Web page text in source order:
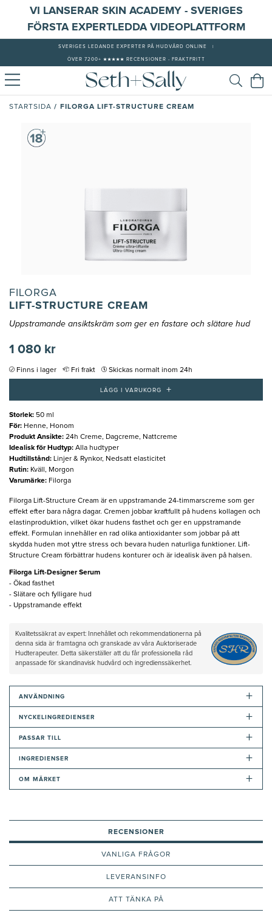
VI LANSERAR SKIN ACADEMY - SVERIGES
FÖRSTA EXPERTLEDDA VIDEOPLATTFORM
SVERIGES LEDANDE EXPERTER PÅ HUDVÅRD ONLINE
ÖVER 7200+ ★★★★★ RECENSIONER - FRAKTFRITT
STARTSIDA / FILORGA LIFT-STRUCTURE CREAM
FILORGA
LIFT-STRUCTURE CREAM
Uppstramande ansiktskräm som ger en fastare och slätare hud
1 080 kr
Finns i lager Fri frakt Skickas normalt inom 24h
LÄGG I VARUKORG +
Storlek: 50 ml
För: Henne, Honom
Produkt Ansikte: 24h Creme, Dagcreme, Nattcreme
Idealisk för Hudtyp: Alla hudtyper
Hudtillstånd: Linjer & Rynkor, Nedsatt elasticitet
Rutin: Kväll, Morgon
Varumärke: Filorga
Filorga Lift-Structure Cream är en uppstramande 24-timmarscreme som ger
effekt efter bara några dagar. Cremen jobbar kraftfullt på hudens kollagen och
elastinproduktion, vilket ökar hudens fasthet och ger en uppstramande
effekt. Formulan innehåller en rad olika antioxidanter som jobbar på att
skydda huden mot yttre stress och bevara huden naturliga funktioner. Lift-
Structure Cream förbättrar hudens konturer och är idealisk även på halsen.
Filorga Lift-Designer Serum ​
- Ökad fasthet
- Slätare och fylligare hud
- Uppstramande effekt
Kvalitetssäkrat av expert: Innehållet och rekommendationerna på
denna sida är framtagna och granskade av våra Auktoriserade
Hudterapeuter. Detta säkerställer att du får professionella råd
anpassade för skandinavisk hudvård och ingredienssäkerhet.
ANVÄNDNING +
NYCKELINGREDIENSER +
PASSAR TILL +
INGREDIENSER +
OM MÄRKET +
RECENSIONER
VANLIGA FRÅGOR
LEVERANSINFO
ATT TÄNKA PÅ